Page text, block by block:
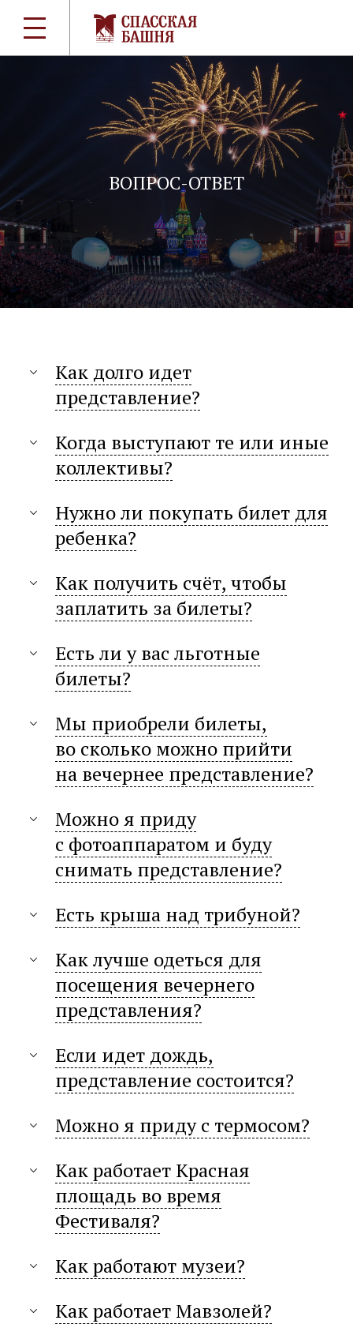
ВОПРОС-ОТВЕТ
Как долго идет
представление?
Когда выступают те или иные
коллективы?
Нужно ли покупать билет для
ребенка?
Как получить счёт, чтобы
заплатить за билеты?
Есть ли у вас льготные
билеты?
Мы приобрели билеты,
во сколько можно прийти
на вечернее представление?
Можно я приду
с фотоаппаратом и буду
снимать представление?
Есть крыша над трибуной?
Как лучше одеться для
посещения вечернего
представления?
Если идет дождь,
представление состоится?
Можно я приду с термосом?
Как работает Красная
площадь во время
Фестиваля?
Как работают музеи?
Как работает Мавзолей?